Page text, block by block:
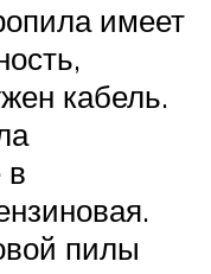
имеет
кабель.
в
пилы